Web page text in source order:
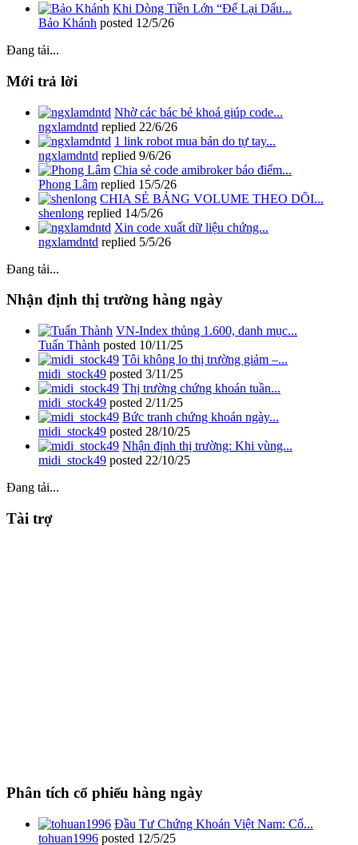
Khi Dòng Tiền Lớn “Để Lại Dấu...
Bảo Khánh posted 12/5/26
Đang tải...
Mới trả lời
Nhờ các bác bẻ khoá giúp code...
ngxlamdntd replied 22/6/26
1 link robot mua bán do tự tay...
ngxlamdntd replied 9/6/26
Chia sẻ code amibroker báo điểm...
Phong Lâm replied 15/5/26
CHIA SẺ BẢNG VOLUME THEO DÕI...
shenlong replied 14/5/26
Xin code xuất dữ liệu chứng...
ngxlamdntd replied 5/5/26
Đang tải...
Nhận định thị trường hàng ngày
VN-Index thủng 1.600, danh mục...
Tuấn Thành posted 10/11/25
Tôi không lo thị trường giảm –...
midi_stock49 posted 3/11/25
Thị trường chứng khoán tuần...
midi_stock49 posted 2/11/25
Bức tranh chứng khoán ngày...
midi_stock49 posted 28/10/25
Nhận định thị trường: Khi vùng...
midi_stock49 posted 22/10/25
Đang tải...
Tài trợ
Phân tích cổ phiếu hàng ngày
Đầu Tư Chứng Khoán Việt Nam: Cổ...
tohuan1996 posted 12/5/25